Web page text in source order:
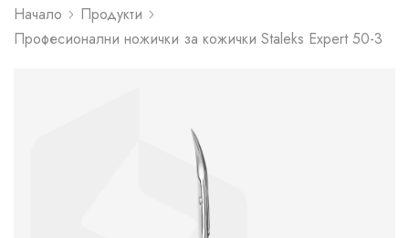
Начало
Продукти
Професионални ножички за кожички Staleks Expert 50-3